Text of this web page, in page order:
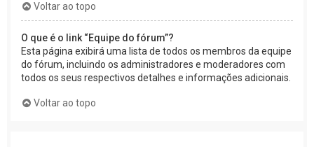
Voltar ao topo
O que é o link “Equipe do fórum”?
Esta página exibirá uma lista de todos os membros da equipe
do fórum, incluindo os administradores e moderadores com
todos os seus respectivos detalhes e informações adicionais.
Voltar ao topo